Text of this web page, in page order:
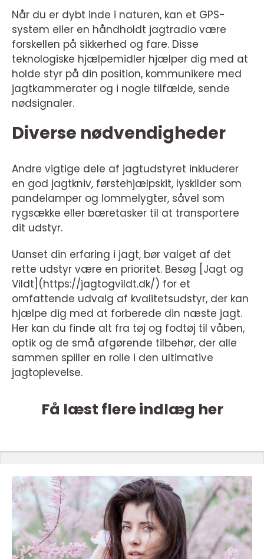
Når du er dybt inde i naturen, kan et GPS-
system eller en håndholdt jagtradio være
forskellen på sikkerhed og fare. Disse
teknologiske hjælpemidler hjælper dig med at
holde styr på din position, kommunikere med
jagtkammerater og i nogle tilfælde, sende
nødsignaler.
Diverse nødvendigheder
Andre vigtige dele af jagtudstyret inkluderer
en god jagtkniv, førstehjælpskit, lyskilder som
pandelamper og lommelygter, såvel som
rygsække eller bæretasker til at transportere
dit udstyr.
Uanset din erfaring i jagt, bør valget af det
rette udstyr være en prioritet. Besøg [Jagt og
Vildt](https://jagtogvildt.dk/) for et
omfattende udvalg af kvalitetsudstyr, der kan
hjælpe dig med at forberede din næste jagt.
Her kan du finde alt fra tøj og fodtøj til våben,
optik og de små afgørende tilbehør, der alle
sammen spiller en rolle i den ultimative
jagtoplevelse.
Få læst flere indlæg her